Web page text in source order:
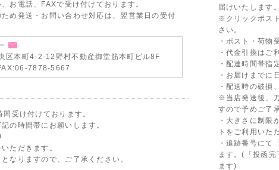
お電話、FAXで受け付けております。
め発送・お問い合わせ対応は、翌営業日の受付
区本町4-2-12野村不動産御堂筋本町ビル8F
7878-5667
受け付けております。
の時間帯にお願いします。
ただきます。
なりますので、ご了承ください。
届けいたします。
※クリックポス
さい。
・ポスト・荷物
・代金引換はご
・配達時間帯指
・お届けまでに
・配送時の破損
※当店発送後、
すので予めご了
・大きさに制限
トをご利用いた
・追跡番号にて
ます。(「投函
ます)